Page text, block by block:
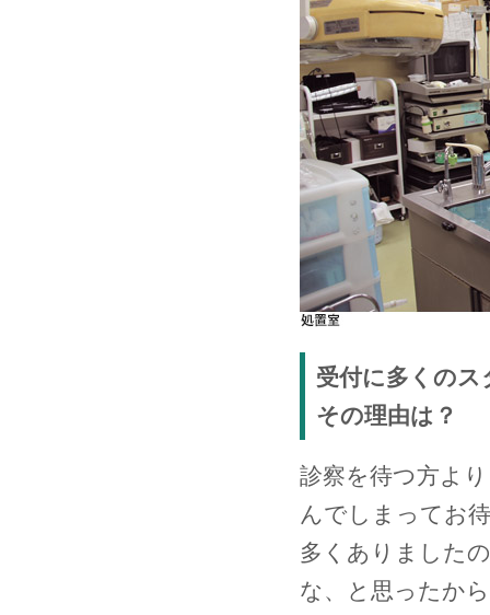
受付に多くの
その理由は？
診察を待つ方よ
んでしまってお
多くありました
な、と思ったか